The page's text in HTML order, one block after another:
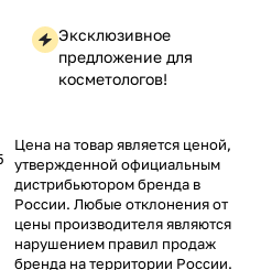
Эксклюзивное
предложение для
косметологов!
Цена на товар является ценой,
утвержденной официальным
дистрибьютором бренда в
России. Любые отклонения от
цены производителя являются
нарушением правил продаж
бренда на территории России.